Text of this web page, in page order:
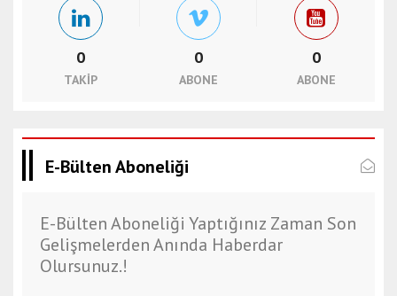
0
TAKIP
0
ABONE
0
ABONE
E-Bülten Aboneliği
E-Bülten Aboneliği Yaptığınız Zaman Son
Gelişmelerden Anında Haberdar
Olursunuz.!